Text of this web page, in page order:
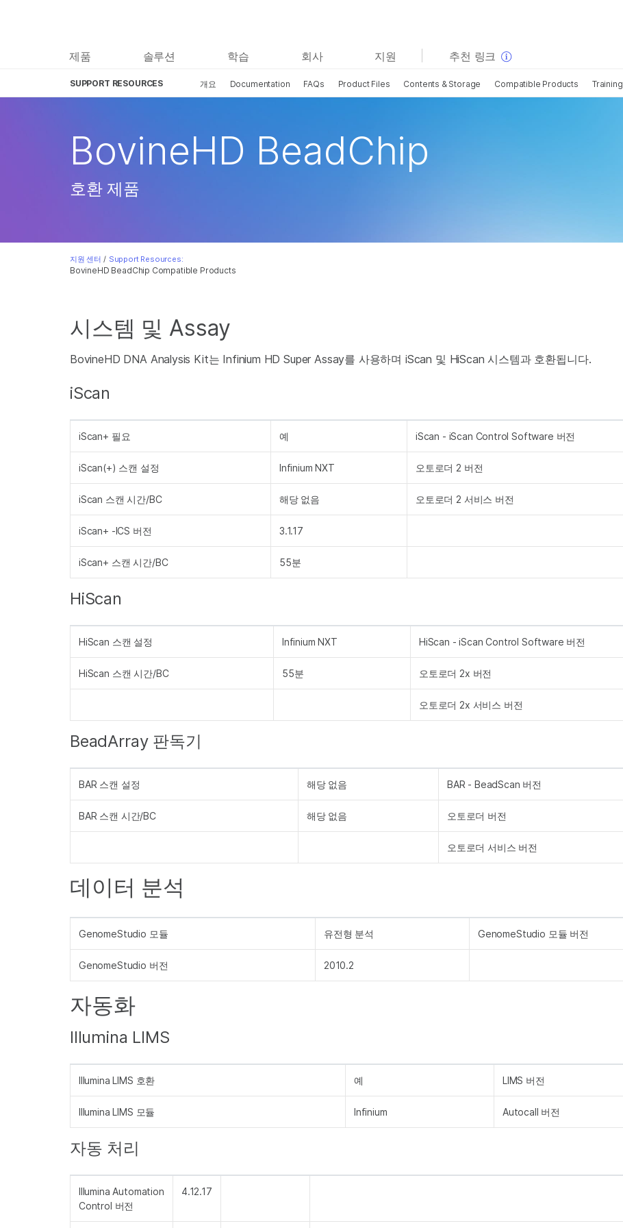
제품 솔루션 학습 회사 지원 추천 링크
SUPPORT RESOURCES 개요 Documentation FAQs Product Files Contents & Storage Compatible Products Training
BovineHD BeadChip Compatible Products
BovineHD BeadChip
호환 제품
지원 센터 / Support Resources:
시스템 및 Assay
BovineHD DNA Analysis Kit는 Infinium HD Super Assay를 사용하며 iScan 및 HiScan 시스템과 호환됩니다.
iScan
iScan+ 필요 예 iScan - iScan Control Software 버전
iScan(+) 스캔 설정 Infinium NXT 오토로더 2 버전
iScan 스캔 시간/BC 해당 없음 오토로더 2 서비스 버전
iScan+ -ICS 버전 3.1.17
iScan+ 스캔 시간/BC 55분
HiScan
HiScan 스캔 설정 Infinium NXT HiScan - iScan Control Software 버전
HiScan 스캔 시간/BC 55분 오토로더 2x 버전
오토로더 2x 서비스 버전
BeadArray 판독기
BAR 스캔 설정 해당 없음 BAR - BeadScan 버전
BAR 스캔 시간/BC 해당 없음 오토로더 버전
오토로더 서비스 버전
데이터 분석
GenomeStudio 모듈 유전형 분석 GenomeStudio 모듈 버전
GenomeStudio 버전 2010.2
자동화
Illumina LIMS
Illumina LIMS 호환 예 LIMS 버전
Illumina LIMS 모듈 Infinium Autocall 버전
자동 처리
Illumina Automation
Control 버전
4.12.17
보다 관련성이 높은 콘텐츠를 확인하실 수 있습니다. 주요
관심 분야를 선택해 주세요:
암 연구
복합 질환 연구
임상 종양학 연구